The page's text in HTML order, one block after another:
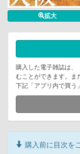
拡大
購入した電子雑誌は、
むことができます。ま
下記「アプリ内で買う
購入前に目次を